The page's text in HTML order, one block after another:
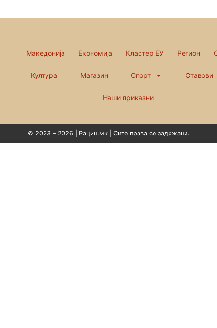
Македонија Економија Кластер ЕУ Регион
Култура Магазин Спорт Ставови
Наши приказни
© 2023 – 2026 | Рацин.мк | Сите права се задржани.